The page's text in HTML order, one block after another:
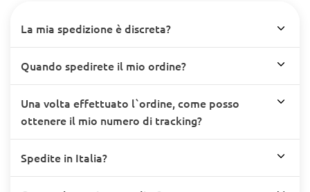
La mia spedizione è discreta?
Quando spedirete il mio ordine?
Una volta effettuato l`ordine, come posso
ottenere il mio numero di tracking?
Spedite in Italia?